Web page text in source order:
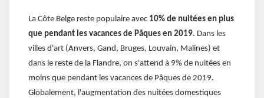
La Côte Belge reste populaire avec 10% de nuitées en plus
que pendant les vacances de Pâques en 2019. Dans les
villes d'art (Anvers, Gand, Bruges, Louvain, Malines) et
dans le reste de la Flandre, on s'attend à 9% de nuitées en
moins que pendant les vacances de Pâques de 2019.
Globalement, l'augmentation des nuitées domestiques